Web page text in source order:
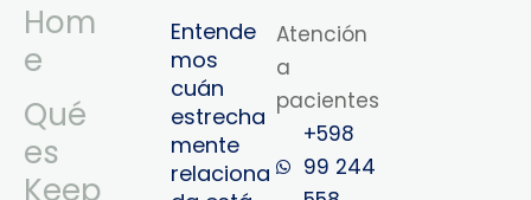
Hom
e
Qué
es
Keep
Entende
mos
cuán
estrecha
mente
relaciona
Atención
a
pacientes
+598
99 244